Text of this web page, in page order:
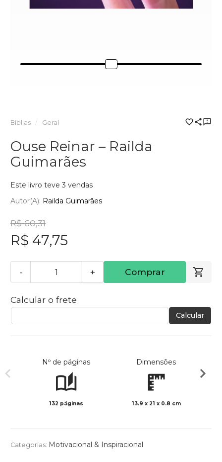
Bíblias Geral
Ouse Reinar – Railda
Guimarães
Este livro teve 3 vendas
Autor(a): Railda Guimarães
R$ 60,31
R$ 47,75
- + Comprar
Calcular o frete
Calcular
Nº de páginas
132 páginas
Dimensões
13.9 x 21 x 0.8 cm
Categorias: Motivacional & Inspiracional